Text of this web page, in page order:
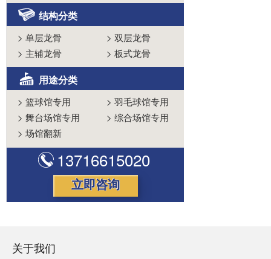
结构分类
> 单层龙骨 > 双层龙骨
> 主辅龙骨 > 板式龙骨
用途分类
> 篮球馆专用 > 羽毛球馆专用
> 舞台场馆专用 > 综合场馆专用
> 场馆翻新
13716615020
立即咨询
关于我们